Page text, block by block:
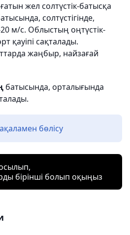
жел солтүстік-батысқа
солтүстігінде,
м/с. Облыстың оңтүстік-
қауіпі сақталады.
жаңбыр, найзағай
батысында, орталығында
бөлісу
бірінші болып оқыңыз